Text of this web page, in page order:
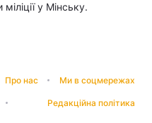
у Мінську.
Про нас Ми в соцмережах
Редакційна політика